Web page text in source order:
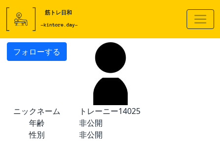
フォローする
ニックネーム
トレーニー14025
年齢
非公開
性別
非公開